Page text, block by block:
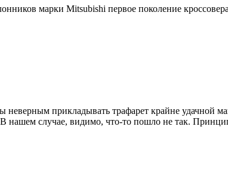
марки Mitsubishi первое поколение
неверным прикладывать трафарет крайне удачной
нашем случае, видимо, что-то пошло не так.